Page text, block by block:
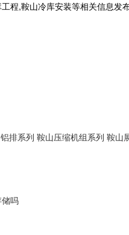
程,鞍山冷库安装等相关信息发
排系列 鞍山压缩机组系列 鞍山
吗